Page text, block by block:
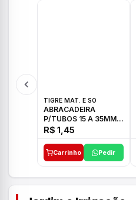
TIGRE MAT. E SO
ABRACADEIRA
P/TUBOS 15 A 35MM
TIGRE
R$ 1,45
Carrinho Pedir